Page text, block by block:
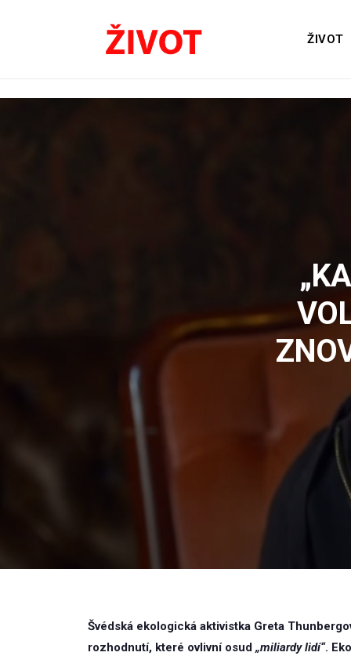
ŽIVOT
Švédská ekologická aktivistka Greta
rozhodnutí, které ovlivní osud „miliardy lidí“.